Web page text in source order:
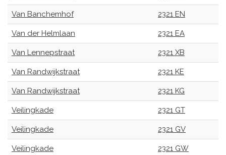
Van Banchemhof 2321 EN
Van der Helmlaan 2321 EA
Van Lennepstraat 2321 XB
Van Randwijkstraat 2321 KE
Van Randwijkstraat 2321 KG
Veilingkade 2321 GT
Veilingkade 2321 GV
Veilingkade 2321 GW